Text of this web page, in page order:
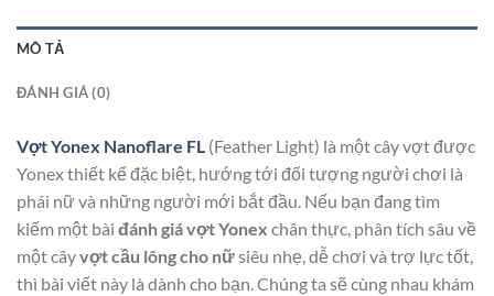
MÔ TẢ
ĐÁNH GIÁ (0)
Vợt Yonex Nanoflare FL (Feather Light) là một cây vợt được
Yonex thiết kế đặc biệt, hướng tới đối tượng người chơi là
phái nữ và những người mới bắt đầu. Nếu bạn đang tìm
kiếm một bài đánh giá vợt Yonex chân thực, phân tích sâu về
một câyvợt cầu lông cho nữsiêu nhẹ, dễ chơi và trợ lực tốt,
thì bài viết này là dành cho bạn. Chúng ta sẽ cùng nhau khám